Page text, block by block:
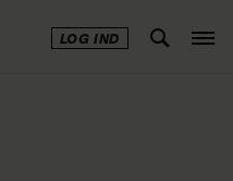
LOG IND